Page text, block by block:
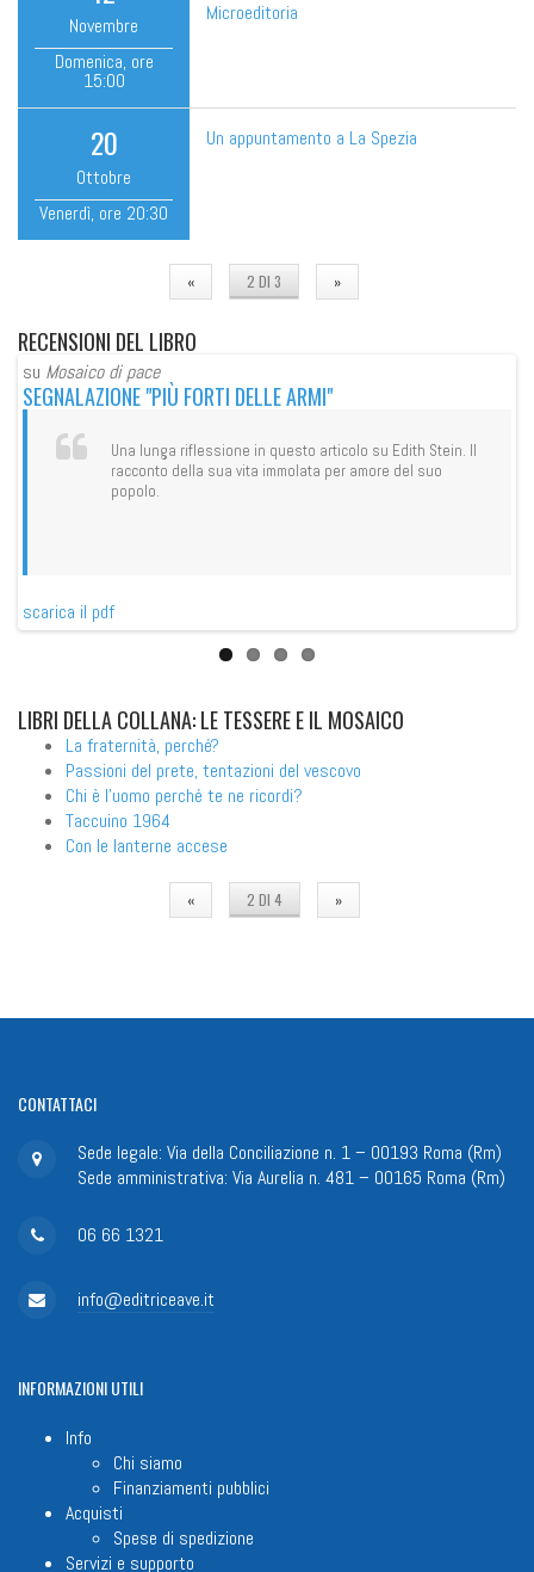
Novembre
Domenica, ore
15:00
Microeditoria
20
Ottobre
Venerdì, ore 20:30
Un appuntamento a La Spezia
« 2 DI 3 »
RECENSIONI DEL LIBRO
su Mosaico di pace
SEGNALAZIONE "PIÙ FORTI DELLE ARMI"
Una lunga riflessione in questo articolo su Edith Stein. Il
racconto della sua vita immolata per amore del suo
popolo.
scarica il pdf
LIBRI DELLA COLLANA: LE TESSERE E IL MOSAICO
La fraternità, perché?
Passioni del prete, tentazioni del vescovo
Chi è l'uomo perché te ne ricordi?
Taccuino 1964
Con le lanterne accese
« 2 DI 4 »
CONTATTACI
Sede legale: Via della Conciliazione n. 1 – 00193 Roma (Rm)
Sede amministrativa: Via Aurelia n. 481 – 00165 Roma (Rm)
06 66 1321
info@editriceave.it
INFORMAZIONIUTILI
Info
Chi siamo
Finanziamenti pubblici
Acquisti
Spese di spedizione
Servizi e supporto